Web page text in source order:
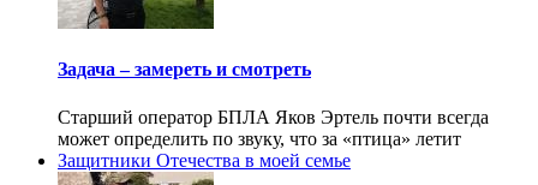
Задача – замереть и смотреть
Старший оператор БПЛА Яков Эртель почти всегда
может определить по звуку, что за «птица» летит
Защитники Отечества в моей семье